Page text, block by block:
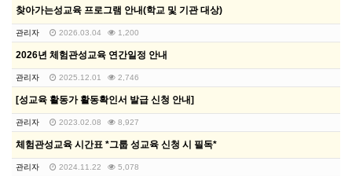
찾아가는성교육 프로그램 안내(학교 및 기관 대상)
관리자 2026.03.04 1,200
2026년 체험관성교육 연간일정 안내
관리자 2025.12.01 2,746
[성교육 활동가 활동확인서 발급 신청 안내]
관리자 2023.02.08 8,927
체험관성교육 시간표 *그룹 성교육 신청 시 필독*
관리자 2024.11.22 5,078